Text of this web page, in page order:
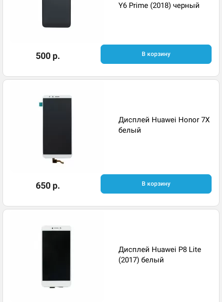
Y6 Prime (2018) черный
500 р. В корзину
Дисплей Huawei Honor 7X
белый
650 р. В корзину
Дисплей Huawei P8 Lite
(2017) белый